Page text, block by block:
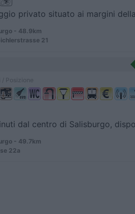
privato situato ai margini
- 48.9km
21
dal centro di Salisburgo,
- 49.7km
22a